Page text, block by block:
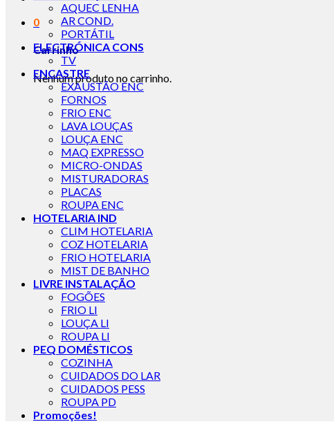
0
Carrinho
Nenhum produto no carrinho.
AQUEC LENHA
AR COND.
PORTÁTIL
ELECTRÓNICA CONS
TV
ENCASTRE
EXAUSTÃO ENC
FORNOS
FRIO ENC
LAVA LOUÇAS
LOUÇA ENC
MAQ EXPRESSO
MICRO-ONDAS
MISTURADORAS
PLACAS
ROUPA ENC
HOTELARIA IND
CLIM HOTELARIA
COZ HOTELARIA
FRIO HOTELARIA
MIST DE BANHO
LIVRE INSTALAÇÃO
FOGÕES
FRIO LI
LOUÇA LI
ROUPA LI
PEQ DOMÉSTICOS
COZINHA
CUIDADOS DO LAR
CUIDADOS PESS
ROUPA PD
Promoções!